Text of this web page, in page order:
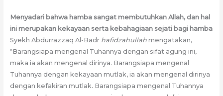
Menyadari bahwa hamba sangat membutuhkan Allah, dan hal
ini merupakan kekayaan serta kebahagiaan sejati bagi hamba
Syekh Abdurrazzaq Al-Badr hafidzahullahmengatakan,
“Barangsiapa mengenal Tuhannya dengan sifat agung ini,
maka ia akan mengenal dirinya. Barangsiapa mengenal
Tuhannya dengan kekayaan mutlak, ia akan mengenal dirinya
dengan kefakiran mutlak. Barangsiapa mengenal Tuhannya